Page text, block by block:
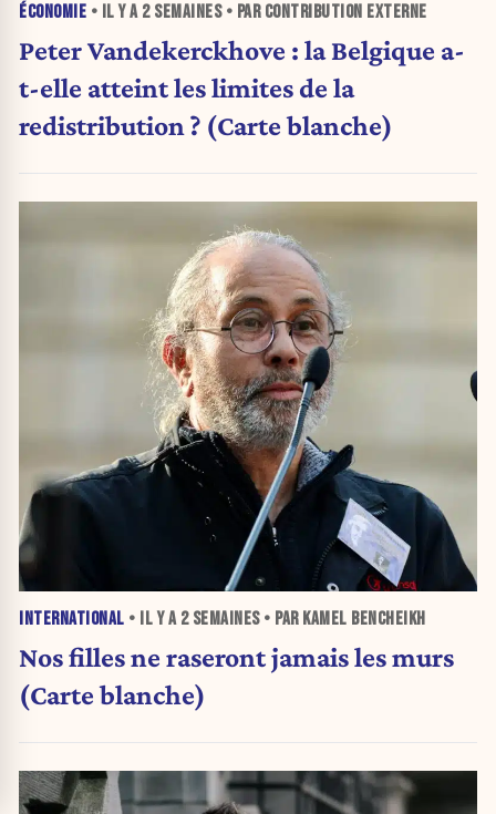
ÉCONOMIE • IL Y A 2 SEMAINES• PAR CONTRIBUTION EXTERNE
Peter Vandekerckhove : la Belgique a-
t-elle atteint les limites de la
redistribution ? (Carte blanche)
INTERNATIONAL • IL Y A 2 SEMAINES• PAR KAMEL BENCHEIKH
Nos filles ne raseront jamais les murs
(Carte blanche)